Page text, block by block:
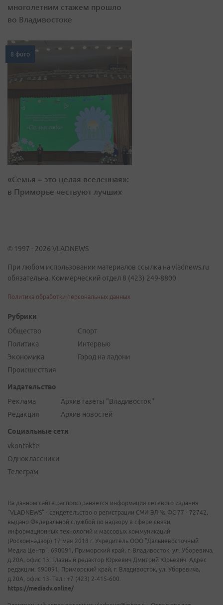
многолетним стажем прошло
во Владивостоке
8 фото
«Семья – это целая вселенная»:
в Приморье чествуют лучших
© 1997 - 2026 VLADNEWS
При любом использовании материалов ссылка на vladnews.ru
обязательна. Коммерческий отдел 8 (423) 249-8800
Политика обработки персональных данных
Рубрики
Общество
Политика
Экономика
Происшествия
Спорт
Интервью
Город на ладони
Издательство
Реклама
Редакция
Архив газеты "Владивосток"
Архив новостей
Социальные сети
vkontakte
Одноклассники
Телеграм
На данном сайте распространяется информация сетевого издания
"VLADNEWS" - свидетельство о регистрации СМИ ЭЛ № ФС 77 - 72742,
выдано Федеральной службой по надзору в сфере связи,
информационных технологий и массовых коммуникаций
(Роскомнадзор) 17 мая 2018 г. Учредитель ООО "Дальневосточный
Медиа Центр". 690091, Приморский край, г. Владивосток, ул. Уборевича,
д.20А, офис 13. Главный редактор Юркевич Дмитрий Юрьевич. Адрес
редакции: 690091, Приморский край, г. Владивосток, ул. Уборевича,
д.20А, офис 13. Тел.: +7 (423) 2-415-600.
https://mediadv.online/